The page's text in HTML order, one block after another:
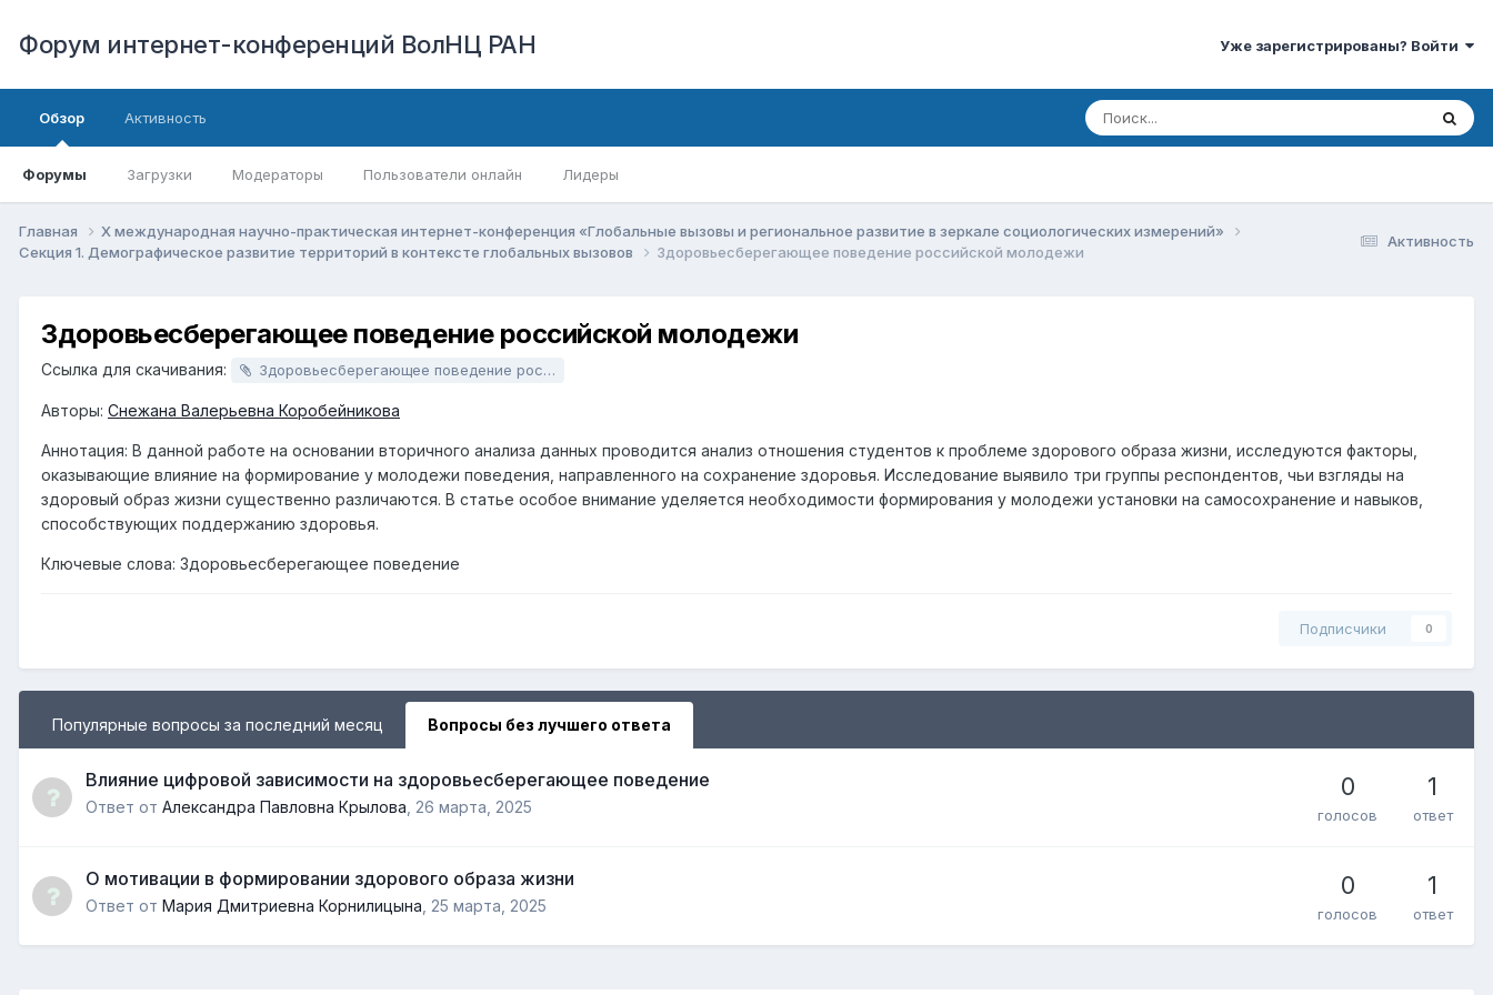
Форум интернет-конференций ВолНЦ РАН Уже зарегистрированы? Войти
Обзор
Форумы Загрузки Модераторы Пользователи онлайн Лидеры
Активность
Активность
Главная
X международная научно-практическая интернет-конференция «Глобальные вызовы и региональное развитие в зеркале социологических измерений»
Секция 1. Демографическое развитие территорий в контексте глобальных вызовов
Здоровьесберегающее поведение российской молодежи
Здоровьесберегающее поведение российской молодежи
Ссылка для скачивания: Здоровьесберегающее поведение российской молодежи.docx
Авторы: Снежана Валерьевна Коробейникова
Аннотация: В данной работе на основании вторичного анализа данных проводится анализ отношения студентов к проблеме здорового образа жизни, исследуются факторы,
оказывающие влияние на формирование у молодежи поведения, направленного на сохранение здоровья. Исследование выявило три группы респондентов, чьи взгляды на
здоровый образ жизни существенно различаются. В статье особое внимание уделяется необходимости формирования у молодежи установки на самосохранение и навыков,
способствующих поддержанию здоровья.
Ключевые слова: Здоровьесберегающее поведение
Подписчики 0
Популярные вопросы за последний месяц Вопросы без лучшего ответа
Влияние цифровой зависимости на здоровьесберегающее поведение
Ответ от Александра Павловна Крылова, 26 марта, 2025
0
голосов
1
ответ
О мотивации в формировании здорового образа жизни
Ответ от Мария Дмитриевна Корнилицына, 25 марта, 2025
0
голосов
1
ответ